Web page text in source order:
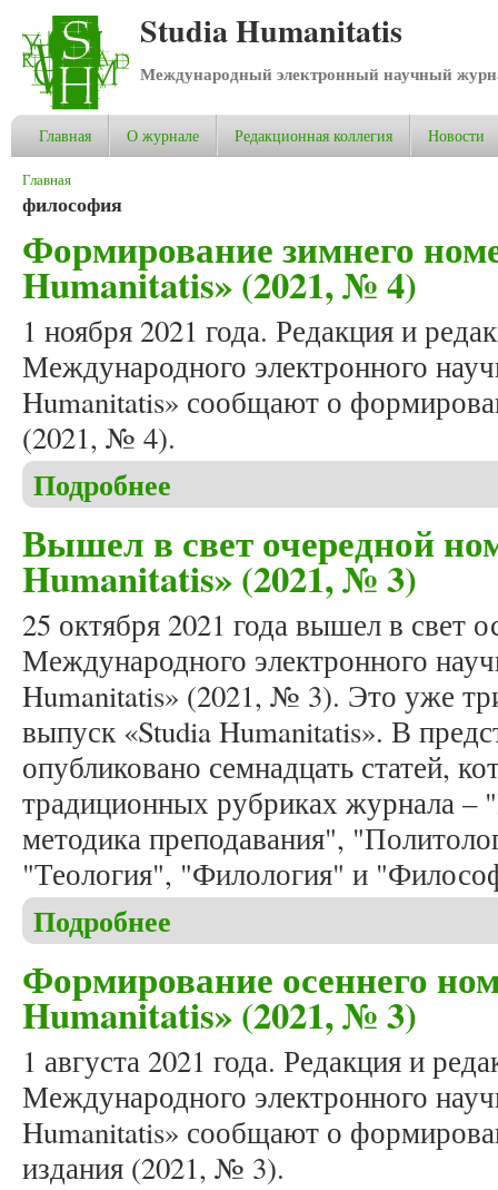
Studia Humanitatis
Международный электронный научный
Главная О журнале Редакционная коллегия Новости
Вы здесь
Главная
философия
Формирование зимнего
Humanitatis» (2021, № 4)
1 ноября 2021 года. Редакция и
Международного электронного
Humanitatis» сообщают о
(2021, № 4).
Подробнее
Вышел в свет очередной
Humanitatis» (2021, № 3)
25 октября 2021 года вышел в свет
Международного электронного
Humanitatis» (2021, № 3). Это уже
выпуск «Studia Humanitatis». В
опубликовано семнадцать статей,
традиционных рубриках журнала –
методика преподавания",
"Теология", "Филология" и
Подробнее
Формирование осеннего
Humanitatis» (2021, № 3)
1 августа 2021 года. Редакция и
Международного электронного
Humanitatis» сообщают о
издания (2021, № 3).